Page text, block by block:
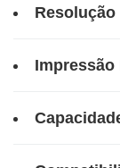
Impressão